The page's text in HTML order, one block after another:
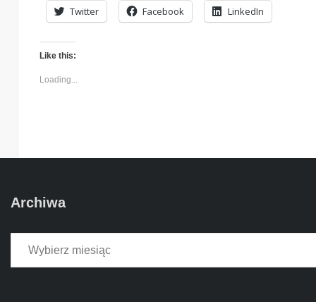
Twitter Facebook LinkedIn
Like this:
Loading...
Archiwa